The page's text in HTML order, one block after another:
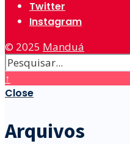
Twitter
Instagram
© 2025 Manduá
↑
Close
Arquivos